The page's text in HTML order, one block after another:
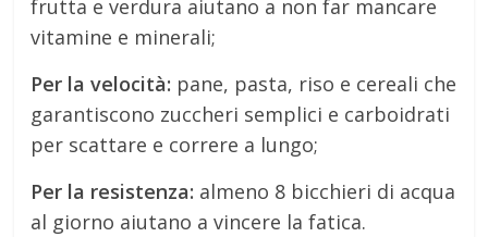
frutta e verdura aiutano a non far mancare
vitamine e minerali;
Per la velocità: pane, pasta, riso e cereali che
garantiscono zuccheri semplici e carboidrati
per scattare e correre a lungo;
Per la resistenza: almeno 8 bicchieri di acqua
al giorno aiutano a vincere la fatica.